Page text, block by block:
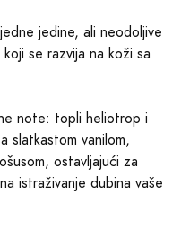
jedine, ali neodoljive
se razvija na koži sa
note: topli heliotrop i
slatkastom vanilom,
ostavljajući za
istraživanje dubina vaše